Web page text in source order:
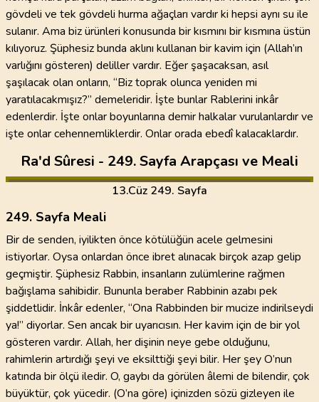
gövdeli ve tek gövdeli hurma ağaçları vardır ki hepsi aynı su ile
sulanır. Ama biz ürünleri konusunda bir kısmını bir kısmına üstün
kılıyoruz. Şüphesiz bunda aklını kullanan bir kavim için (Allah’ın
varlığını gösteren) deliller vardır. Eğer şaşacaksan, asıl
şaşılacak olan onların, “Biz toprak olunca yeniden mi
yaratılacakmışız?” demeleridir. İşte bunlar Rablerini inkâr
edenlerdir. İşte onlar boyunlarına demir halkalar vurulanlardır ve
işte onlar cehennemliklerdir. Onlar orada ebedî kalacaklardır.
Ra'd Sûresi - 249. Sayfa Arapçası ve Meali
13.Cüz 249. Sayfa
249. Sayfa Meali
Bir de senden, iyilikten önce kötülüğün acele gelmesini
istiyorlar. Oysa onlardan önce ibret alınacak birçok azap gelip
geçmiştir. Şüphesiz Rabbin, insanların zulümlerine rağmen
bağışlama sahibidir. Bununla beraber Rabbinin azabı pek
şiddetlidir. İnkâr edenler, “Ona Rabbinden bir mucize indirilseydi
ya!” diyorlar. Sen ancak bir uyarıcısın. Her kavim için de bir yol
gösteren vardır. Allah, her dişinin neye gebe olduğunu,
rahimlerin artırdığı şeyi ve eksilttiği şeyi bilir. Her şey O’nun
katında bir ölçü iledir. O, gaybı da görülen âlemi de bilendir, çok
büyüktür, çok yücedir. (O’na göre) içinizden sözü gizleyen ile